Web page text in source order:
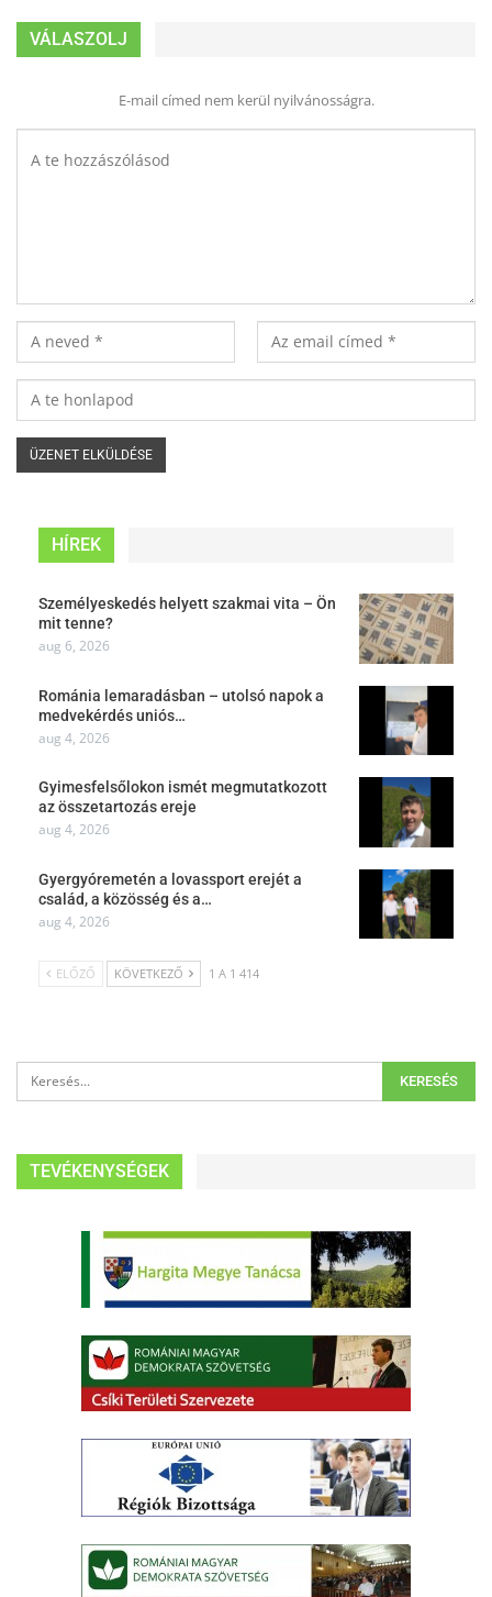
VÁLASZOLJ
E-mail címed nem kerül nyilvánosságra.
HÍREK
Személyeskedés helyett szakmai vita – Ön
mit tenne?
aug 6, 2026
Románia lemaradásban – utolsó napok a
medvekérdés uniós…
aug 4, 2026
Gyimesfelsőlokon ismét megmutatkozott
az összetartozás ereje
aug 4, 2026
Gyergyóremetén a lovassport erejét a
család, a közösség és a…
aug 4, 2026
ELŐZŐ KÖVETKEZŐ 1 A 1 414
TEVÉKENYSÉGEK